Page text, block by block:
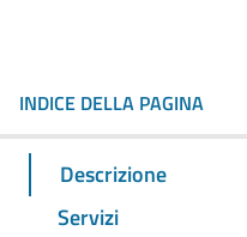
INDICE DELLA PAGINA
Descrizione
Servizi